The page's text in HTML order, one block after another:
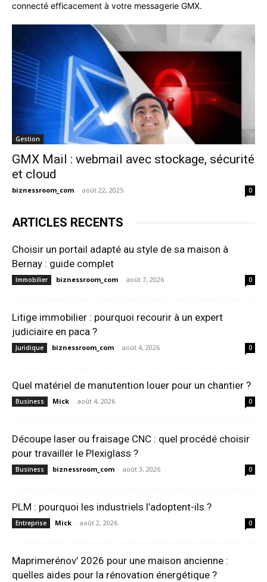
connecté efficacement à votre messagerie GMX.
Gestion
GMX Mail : webmail avec stockage, sécurité
et cloud
biznessroom_com - août 22, 2025 0
ARTICLES RECENTS
Choisir un portail adapté au style de sa maison à
Bernay : guide complet
Immobilier biznessroom_com - août 7, 2026 0
Litige immobilier : pourquoi recourir à un expert
judiciaire en paca ?
Juridique biznessroom_com - août 4, 2026 0
Quel matériel de manutention louer pour un chantier ?
Business Mick - août 4, 2026 0
Découpe laser ou fraisage CNC : quel procédé choisir
pour travailler le Plexiglass ?
Business biznessroom_com - août 3, 2026 0
PLM : pourquoi les industriels l’adoptent-ils ?
Entreprise Mick - août 2, 2026 0
Maprimerénov’ 2026 pour une maison ancienne :
quelles aides pour la rénovation énergétique ?